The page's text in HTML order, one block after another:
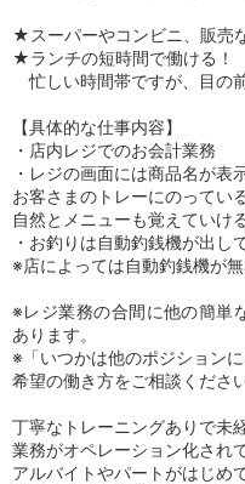
★スーパーやコンビニ、販売
★ランチの短時間で働ける！
忙しい時間帯ですが、目の
【具体的な仕事内容】
・店内レジでのお会計業務
・レジの画面には商品名が表
お客さまのトレーにのってい
自然とメニューも覚えてい
・お釣りは自動釣銭機が出し
※店によっては自動釣銭機が無
※レジ業務の合間に他の簡単
あります。
※「いつかは他のポジション
希望の働き方をご相談くださ
丁寧なトレーニングありで未
業務がオペレーション化され
アルバイトやパートがはじめ